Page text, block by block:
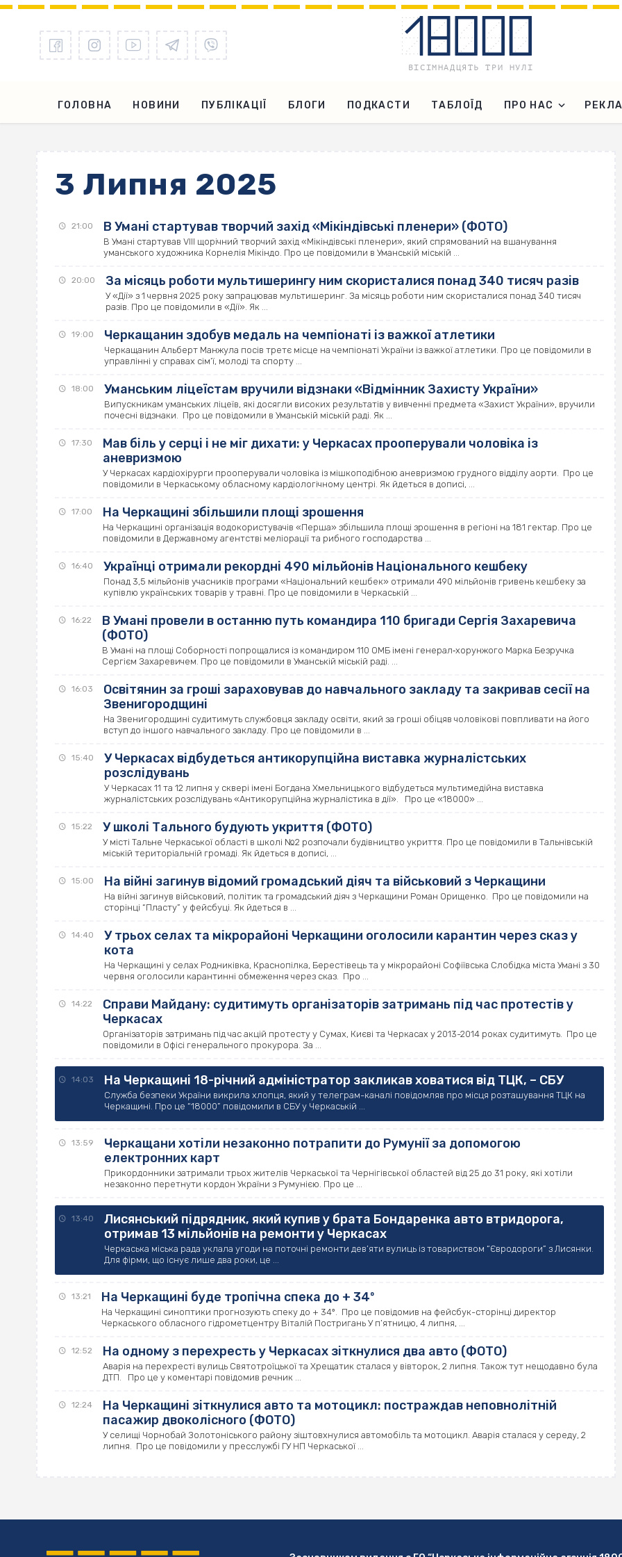
ГОЛОВНА НОВИНИ ПУБЛІКАЦІЇ БЛОГИ ПОДКАСТИ ТАБЛОЇД ПРО НАС
3 Липня 2025
21:00 В Умані стартував творчий захід «Мікіндівські пленери» (ФОТО)
В Умані стартував VIII щорічний творчий захід «Мікіндівські пленери», який спрямований на вшанування
уманського художника Корнелія Мікіндо. Про це повідомили в Уманській міській ...
20:00 За місяць роботи мультишерингу ним скористалися понад 340 тисяч разів
У «Дії» з 1 червня 2025 року запрацював мультишеринг. За місяць роботи ним скористалися понад 340 тисяч
разів. Про це повідомили в «Дії». Як ...
19:00 Черкащанин здобув медаль на чемпіонаті із важкої атлетики
Черкащанин Альберт Манжула посів третє місце на чемпіонаті України із важкої атлетики. Про це повідомили в
управлінні у справах сім’ї, молоді та спорту ...
18:00 Уманським ліцеїстам вручили відзнаки «Відмінник Захисту України»
Випускникам уманських ліцеїв, які досягли високих результатів у вивченні предмета «Захист України», вручили
почесні відзнаки. Про це повідомили в Уманській міській раді. Як ...
17:30
Мав біль у серці і не міг дихати: у Черкасах прооперували чоловіка із
аневризмою
У Черкасах кардіохірурги прооперували чоловіка із мішкоподібною аневризмою грудного відділу аорти. Про це
повідомили в Черкаському обласному кардіологічному центрі. Як йдеться в дописі, ...
17:00 На Черкащині збільшили площі зрошення
На Черкащині організація водокористувачів «Перша» збільшила площі зрошення в регіоні на 181 гектар. Про це
повідомили в Державному агентстві меліорації та рибного господарства ...
16:40 Українці отримали рекордні 490 мільйонів Національного кешбеку
Понад 3,5 мільйонів учасників програми «Національний кешбек» отримали 490 мільйонів гривень кешбеку за
купівлю українських товарів у травні. Про це повідомили в Черкаській ...
16:22
В Умані провели в останню путь командира 110 бригади Сергія Захаревича
(ФОТО)
В Умані на площі Соборності попрощалися із командиром 110 ОМБ імені генерал‐хорунжого Марка Безручка
Сергієм Захаревичем. Про це повідомили в Уманській міській раді. ...
16:03
Освітянин за гроші зараховував до навчального закладу та закривав сесії на
Звенигородщині
На Звенигородщині судитимуть службовця закладу освіти, який за гроші обіцяв чоловікові повпливати на його
вступ до іншого навчального закладу. Про це повідомили в ...
15:40
У Черкасах відбудеться антикорупційна виставка журналістських
розслідувань
У Черкасах 11 та 12 липня у сквері імені Богдана Хмельницького відбудеться мультимедійна виставка
журналістських розслідувань «Антикорупційна журналістика в дії». Про це «18000» ...
15:22 У школі Тального будують укриття (ФОТО)
У місті Тальне Черкаської області в школі №2 розпочали будівництво укриття. Про це повідомили в Тальнівській
міській територіальній громаді. Як йдеться в дописі, ...
15:00 На війні загинув відомий громадський діяч та військовий з Черкащини
На війні загинув військовий, політик та громадський діяч з Черкащини Роман Орищенко. Про це повідомили на
сторінці “Пласту” у фейсбуці. Як йдеться в ...
14:40
У трьох селах та мікрорайоні Черкащини оголосили карантин через сказ у
кота
На Черкащині у селах Родниківка, Краснопілка, Берестівець та у мікрорайоні Софіївська Слобідка міста Умані з 30
червня оголосили карантинні обмеження через сказ. Про ...
14:22
Справи Майдану: судитимуть організаторів затримань під час протестів у
Черкасах
Організаторів затримань під час акцій протесту у Сумах, Києві та Черкасах у 2013-2014 роках судитимуть. Про це
повідомили в Офісі генерального прокурора. За ...
14:03 На Черкащині 18-річний адміністратор закликав ховатися від ТЦК, – СБУ
Служба безпеки України викрила хлопця, який у телеграм-каналі повідомляв про місця розташування ТЦК на
Черкащині. Про це “18000” повідомили в СБУ у Черкаській ...
13:59
Черкащани хотіли незаконно потрапити до Румунії за допомогою
електронних карт
Прикордонники затримали трьох жителів Черкаської та Чернігівської областей від 25 до 31 року, які хотіли
незаконно перетнути кордон України з Румунією. Про це ...
13:40
Лисянський підрядник, який купив у брата Бондаренка авто втридорога,
отримав 13 мільйонів на ремонти у Черкасах
Черкаська міська рада уклала угоди на поточні ремонти дев’яти вулиць із товариством “Євродороги” з Лисянки.
Для фірми, що існує лише два роки, це ...
13:21 На Черкащині буде тропічна спека до + 34º
На Черкащині синоптики прогнозують спеку до + 34º. Про це повідомив на фейсбук-сторінці директор
Черкаського обласного гідрометцентру Віталій Постригань У п’ятницю, 4 липня, ...
12:52 На одному з перехресть у Черкасах зіткнулися два авто (ФОТО)
Аварія на перехресті вулиць Святотроїцької та Хрещатик сталася у вівторок, 2 липня. Також тут нещодавно була
ДТП. Про це у коментарі повідомив речник ...
12:24
На Черкащині зіткнулися авто та мотоцикл: постраждав неповнолітній
пасажир двоколісного (ФОТО)
У селищі Чорнобай Золотоніського району зіштовхнулися автомобіль та мотоцикл. Аварія сталася у середу, 2
липня. Про це повідомили у пресслужбі ГУ НП Черкаської ...